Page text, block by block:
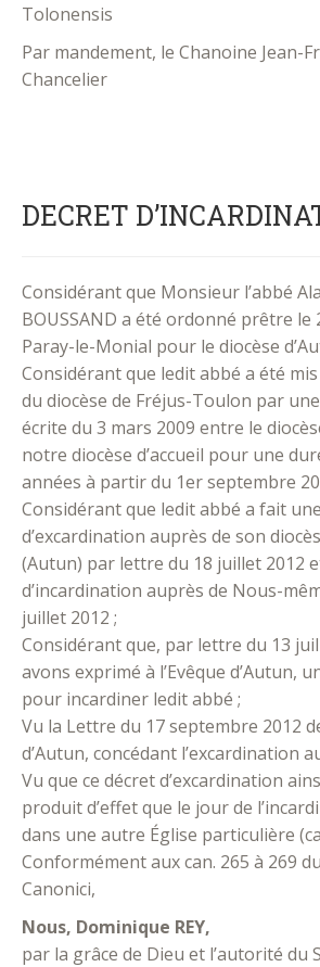
Tolonensis
Par mandement, le Chanoine Jean-
Chancelier
DECRET
Considérant que Monsieur l’abbé
BOUSSAND a été ordonné prêtre le
Paray-le-Monial pour le diocèse
Considérant que ledit abbé a été
du diocèse de Fréjus-Toulon par
écrite du 3 mars 2009 entre le
notre diocèse d’accueil pour une
années à partir du 1er septembre
Considérant que ledit abbé a fait
d’excardination auprès de son
(Autun) par lettre du 18 juillet 2012
d’incardination auprès de Nous-
juillet 2012 ;
Considérant que, par lettre du 13
avons exprimé à l’Evêque d’Autun,
pour incardiner ledit abbé ;
Vu la Lettre du 17 septembre 2012
d’Autun, concédant l’excardination
Vu que ce décret d’excardination
produit d’effet que le jour de
dans une autre Église particulière
Conformément aux can. 265 à 269
Canonici,
Nous, Dominique REY,
par la grâce de Dieu et l’autorité du